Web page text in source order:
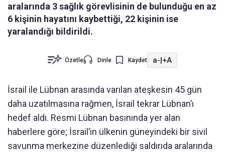
aralarında 3 sağlık görevlisinin de bulunduğu en az
6 kişinin hayatını kaybettiği, 22 kişinin ise
yaralandığı bildirildi.
Özetle Dinle Kaydet a-|+A
İsrail ile Lübnan arasında varılan ateşkesin 45 gün
daha uzatılmasına rağmen, İsrail tekrar Lübnan’ı
hedef aldı. Resmi Lübnan basınında yer alan
haberlere göre; İsrail’in ülkenin güneyindeki bir sivil
savunma merkezine düzenlediği saldırıda aralarında